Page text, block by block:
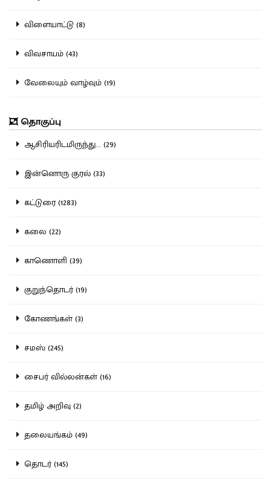
விளையாட்டு (8)
விவசாயம் (43)
வேலையும் வாழ்வும் (19)
தொகுப்பு
ஆசிரியரிடமிருந்து... (29)
இன்னொரு குரல் (33)
கட்டுரை (1283)
கலை (22)
காணொளி (39)
குறுந்தொடர் (19)
கோணங்கள் (3)
சமஸ் (245)
சைபர் வில்லன்கள் (16)
தமிழ் அறிவு (2)
தலையங்கம் (49)
தொடர் (145)